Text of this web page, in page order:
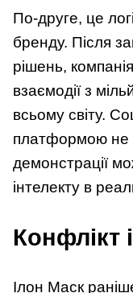
По-друге, це
бренду. Після
рішень,
взаємодії з
всьому світу.
платформою не
демонстрації
інтелекту в
Конфлікт
Ілон Маск